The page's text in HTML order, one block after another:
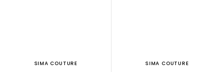
SIMA COUTURE SIMA COUTURE